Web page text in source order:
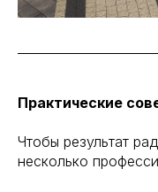
Практические
Чтобы результат
несколько